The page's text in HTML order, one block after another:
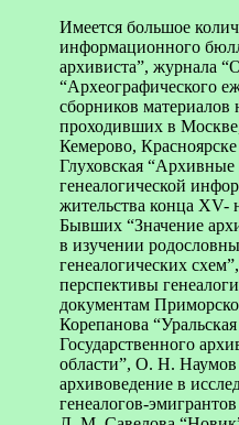
Имеется большое
информационного
архивиста”, журнала
“Археографического
сборников
проходивших в
Кемерово,
Глуховская
генеалогической
жительства конца
Бывших “Значение
в изучении
генеалогических
перспективы
документам
Корепанова
Государственного
области”, О. Н.
архивоведение в
генеалогов-